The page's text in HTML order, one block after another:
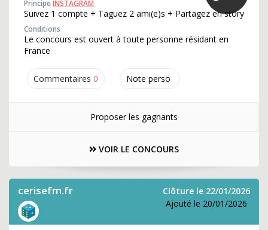
Commentaires 0 Note perso
PrincipeINSTAGRAM
Suivez 1 compte + Taguez 2 ami(e)s + Partagez en story
Conditions
Le concours est ouvert à toute personne résidant en
France
Proposer les gagnants
VOIR LE CONCOURS
cerisefm.fr
Clôture le 22/01/2026
Ajouté le 20/01/2026